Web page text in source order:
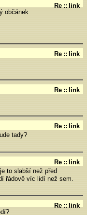
Re :: link
občánek
Re :: link
Re :: link
Re :: link
tady?
Re :: link
to slabší než před
řádově víc lidí než sem.
Re :: link